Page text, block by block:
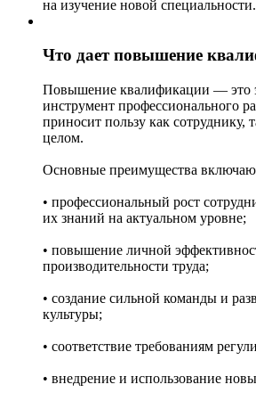
на изучение новой специальности.
Что дает повышение
Повышение квалификации — это
инструмент профессионального
приносит пользу как сотруднику,
целом.
Основные преимущества
• профессиональный рост
их знаний на актуальном уровне;
• повышение личной
производительности труда;
• создание сильной команды и
культуры;
• соответствие требованиям
• внедрение и использование